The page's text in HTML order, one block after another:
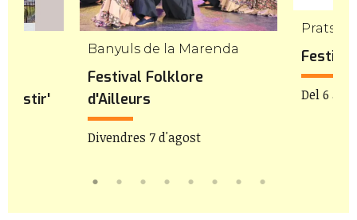
Banyuls de la Marenda
Festival Folklore
d'Ailleurs
Divendres 7 d'agost
Prats
Festival
Del 6 al